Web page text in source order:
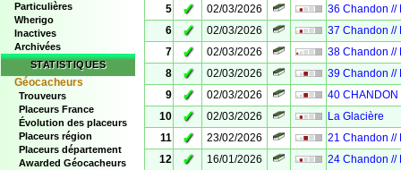
Particulières
Wherigo
Inactives
Archivées
STATISTIQUES
Géocacheurs
Trouveurs
Placeurs France
Évolution des placeurs
Placeurs région
Placeurs département
Awarded Géocacheurs
5
✓ 02/03/2026
36 Chandon //
6
✓ 02/03/2026
37 Chandon //
7
✓ 02/03/2026
38 Chandon //
8
✓ 02/03/2026
39 Chandon //
9
✓ 02/03/2026
40 CHANDON
10
✓ 02/03/2026
La Glacière
11
✓ 23/02/2026
21 Chandon //
12
✓ 16/01/2026
24 Chandon //